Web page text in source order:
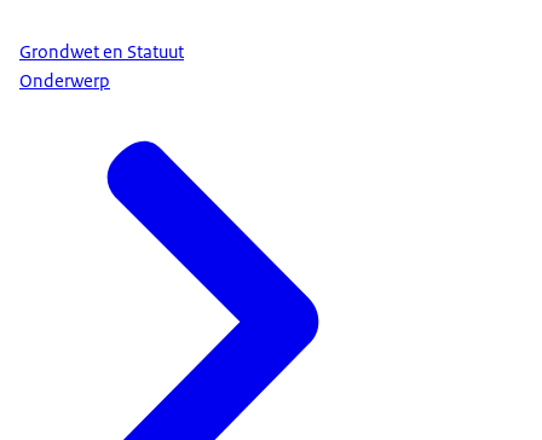
Grondwet en Statuut
Onderwerp